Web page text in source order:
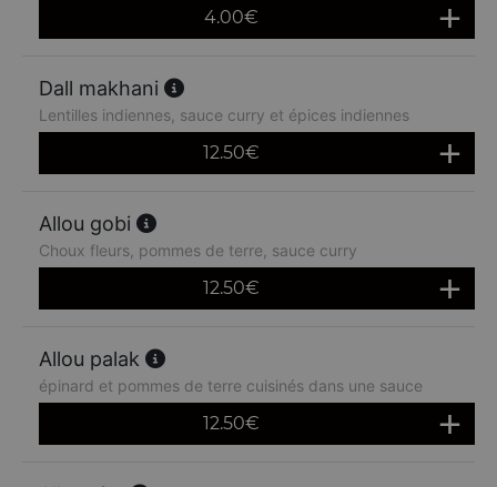
4.00€
Dall makhani
Lentilles indiennes, sauce curry et épices indiennes
12.50€
Allou gobi
Choux fleurs, pommes de terre, sauce curry
12.50€
Allou palak
épinard et pommes de terre cuisinés dans une sauce
12.50€